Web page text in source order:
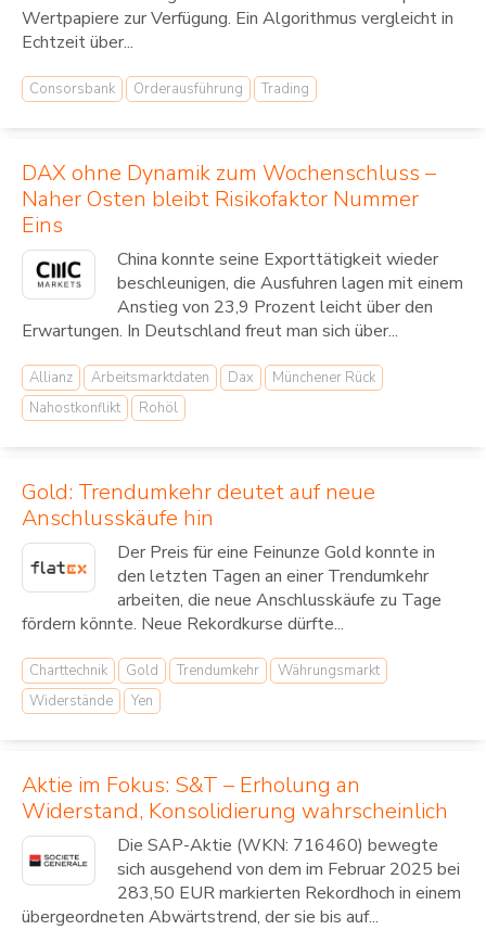
Wertpapiere zur Verfügung. Ein Algorithmus vergleicht in
Echtzeit über...
Consorsbank Orderausführung Trading
DAX ohne Dynamik zum Wochenschluss –
Naher Osten bleibt Risikofaktor Nummer
Eins
China konnte seine Exporttätigkeit wieder
beschleunigen, die Ausfuhren lagen mit einem
Anstieg von 23,9 Prozent leicht über den
Erwartungen. In Deutschland freut man sich über...
Allianz Arbeitsmarktdaten Dax
Münchener Rück
Nahostkonflikt
Rohöl
Gold: Trendumkehr deutet auf neue
Anschlusskäufe hin
Der Preis für eine Feinunze Gold konnte in
den letzten Tagen an einer Trendumkehr
arbeiten, die neue Anschlusskäufe zu Tage
fördern könnte. Neue Rekordkurse dürfte...
Charttechnik Gold Trendumkehr
Währungsmarkt
Widerstände
Yen
Aktie im Fokus: S&T – Erholung an
Widerstand, Konsolidierung wahrscheinlich
Die SAP-Aktie (WKN: 716460) bewegte
sich ausgehend von dem im Februar 2025 bei
283,50 EUR markierten Rekordhoch in einem
übergeordneten Abwärtstrend, der sie bis auf...